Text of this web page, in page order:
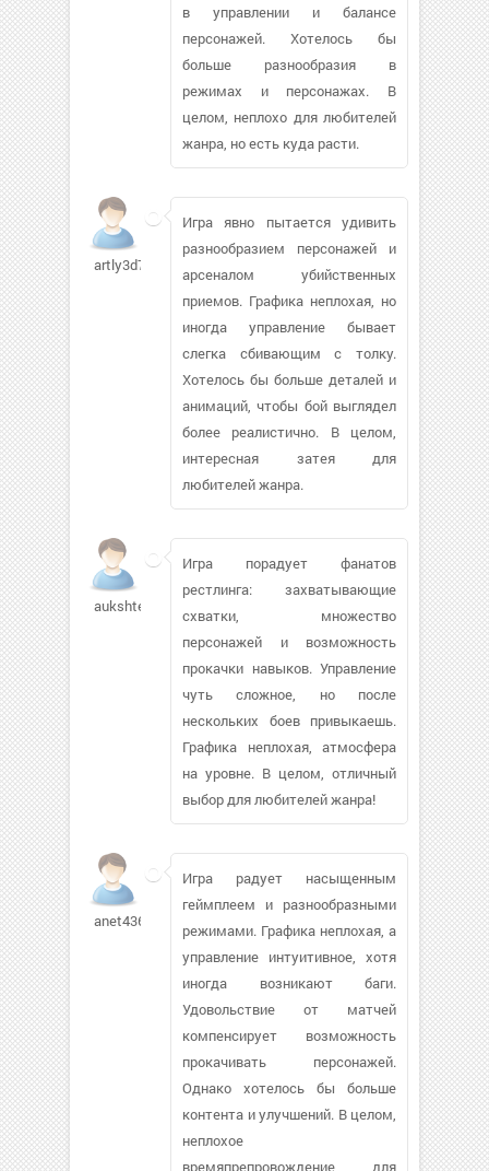
в управлении и балансе
персонажей. Хотелось бы
больше разнообразия в
режимах и персонажах. В
целом, неплохо для любителей
жанра, но есть куда расти.
artly3d774
Игра явно пытается удивить
разнообразием персонажей и
арсеналом убийственных
приемов. Графика неплохая, но
иногда управление бывает
слегка сбивающим с толку.
Хотелось бы больше деталей и
анимаций, чтобы бой выглядел
более реалистично. В целом,
интересная затея для
любителей жанра.
aukshteys
Игра порадует фанатов
рестлинга: захватывающие
схватки, множество
персонажей и возможность
прокачки навыков. Управление
чуть сложное, но после
нескольких боев привыкаешь.
Графика неплохая, атмосфера
на уровне. В целом, отличный
выбор для любителей жанра!
anet436319
Игра радует насыщенным
геймплеем и разнообразными
режимами. Графика неплохая, а
управление интуитивное, хотя
иногда возникают баги.
Удовольствие от матчей
компенсирует возможность
прокачивать персонажей.
Однако хотелось бы больше
контента и улучшений. В целом,
неплохое
времяпрепровождение для